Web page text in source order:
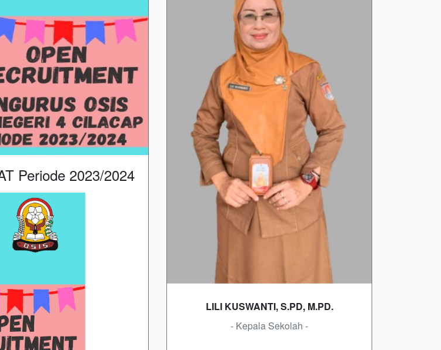
Periode 2023/2024
LILI KUSWANTI, S.PD, M.PD.
- Kepala Sekolah -